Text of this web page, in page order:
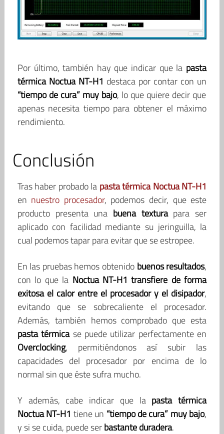
Por último, también hay que indicar que la pasta
térmica Noctua NT-H1 destaca por contar con un
“tiempo de cura” muy bajo, lo que quiere decir que
apenas necesita tiempo para obtener el máximo
rendimiento.
Conclusión
Tras haber probado la pasta térmica Noctua NT-H1
en nuestro procesador, podemos decir, que este
producto presenta una buena texturapara ser
aplicado con facilidad mediante su jeringuilla, la
cual podemos tapar para evitar que se estropee.
En las pruebas hemos obtenido buenos resultados,
con lo que la Noctua NT-H1 transfiere de forma
exitosa el calor entre el procesador y el disipador,
evitando que se sobrecaliente el procesador.
Además, también hemos comprobado que esta
pasta térmicase puede utilizar perfectamente en
Overclocking, permitiéndonos así subir las
capacidades del procesador por encima de lo
normal sin que éste sufra mucho.
Y además, cabe indicar que la pasta térmica
Noctua NT-H1 tiene un “tiempo de cura” muy bajo,
y si se cuida, puede serbastante duradera.